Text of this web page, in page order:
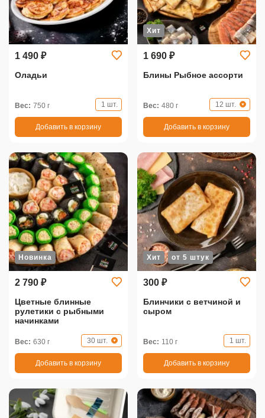
1 490 ₽
Оладьи
Вес: 750 г 1 шт.
Добавить в корзину
Хит
1 690 ₽
Блины Рыбное ассорти
Вес: 480 г 12 шт.
Добавить в корзину
Новинка
2 790 ₽
Цветные блинные
рулетики с рыбными
начинками
Вес: 630 г 30 шт.
Добавить в корзину
Хит от 5 штук
300 ₽
Блинчики с ветчиной и
сыром
Вес: 110 г 1 шт.
Добавить в корзину